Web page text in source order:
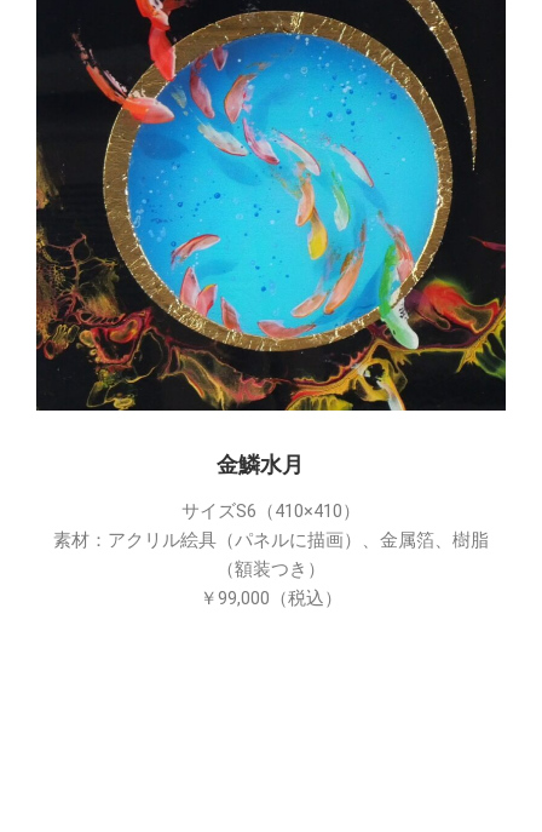
金鱗水月
サイズS6（410×410）
素材：アクリル絵具（パネルに描画）、金属箔、樹脂
（額装つき）
￥99,000（税込）